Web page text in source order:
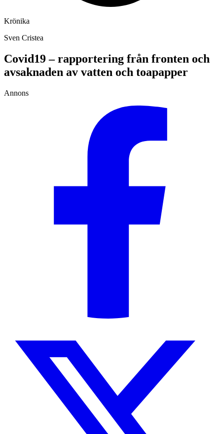
Krönika
Sven Cristea
Covid19 – rapportering från fronten och
avsaknaden av vatten och toapapper
Annons